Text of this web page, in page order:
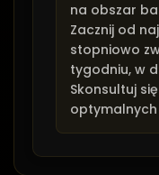
na obszar
Zacznij od
stopniowo
tygodniu, w
Skonsultuj